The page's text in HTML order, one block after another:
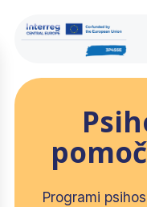
Programi